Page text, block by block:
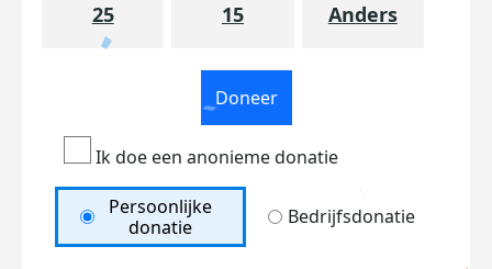
25 15 Anders
Doneer
Ik doe een anonieme donatie
Persoonlijke
donatie
Bedrijfsdonatie